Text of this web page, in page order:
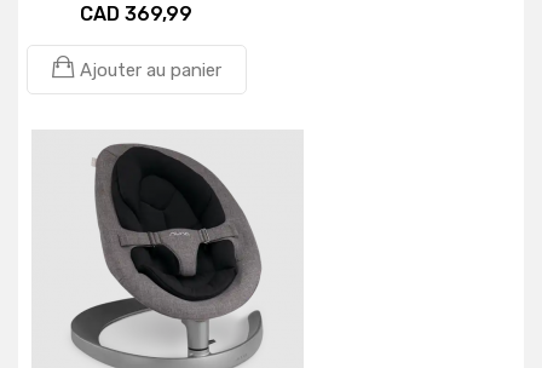
CAD 369,99
Ajouter au panier